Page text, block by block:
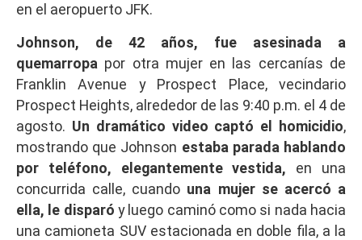
en el aeropuerto JFK.
Johnson, de 42 años, fue asesinada a
quemarropa por otra mujer en las cercanías de
Franklin Avenue y Prospect Place, vecindario
Prospect Heights, alrededor de las 9:40 p.m. el 4 de
agosto. Un dramático video captó el homicidio,
mostrando que Johnson estaba parada hablando
por teléfono, elegantemente vestida, en una
concurrida calle, cuando una mujer se acercó a
ella, le disparó y luego caminó como si nada hacia
una camioneta SUV estacionada en doble fila, a la